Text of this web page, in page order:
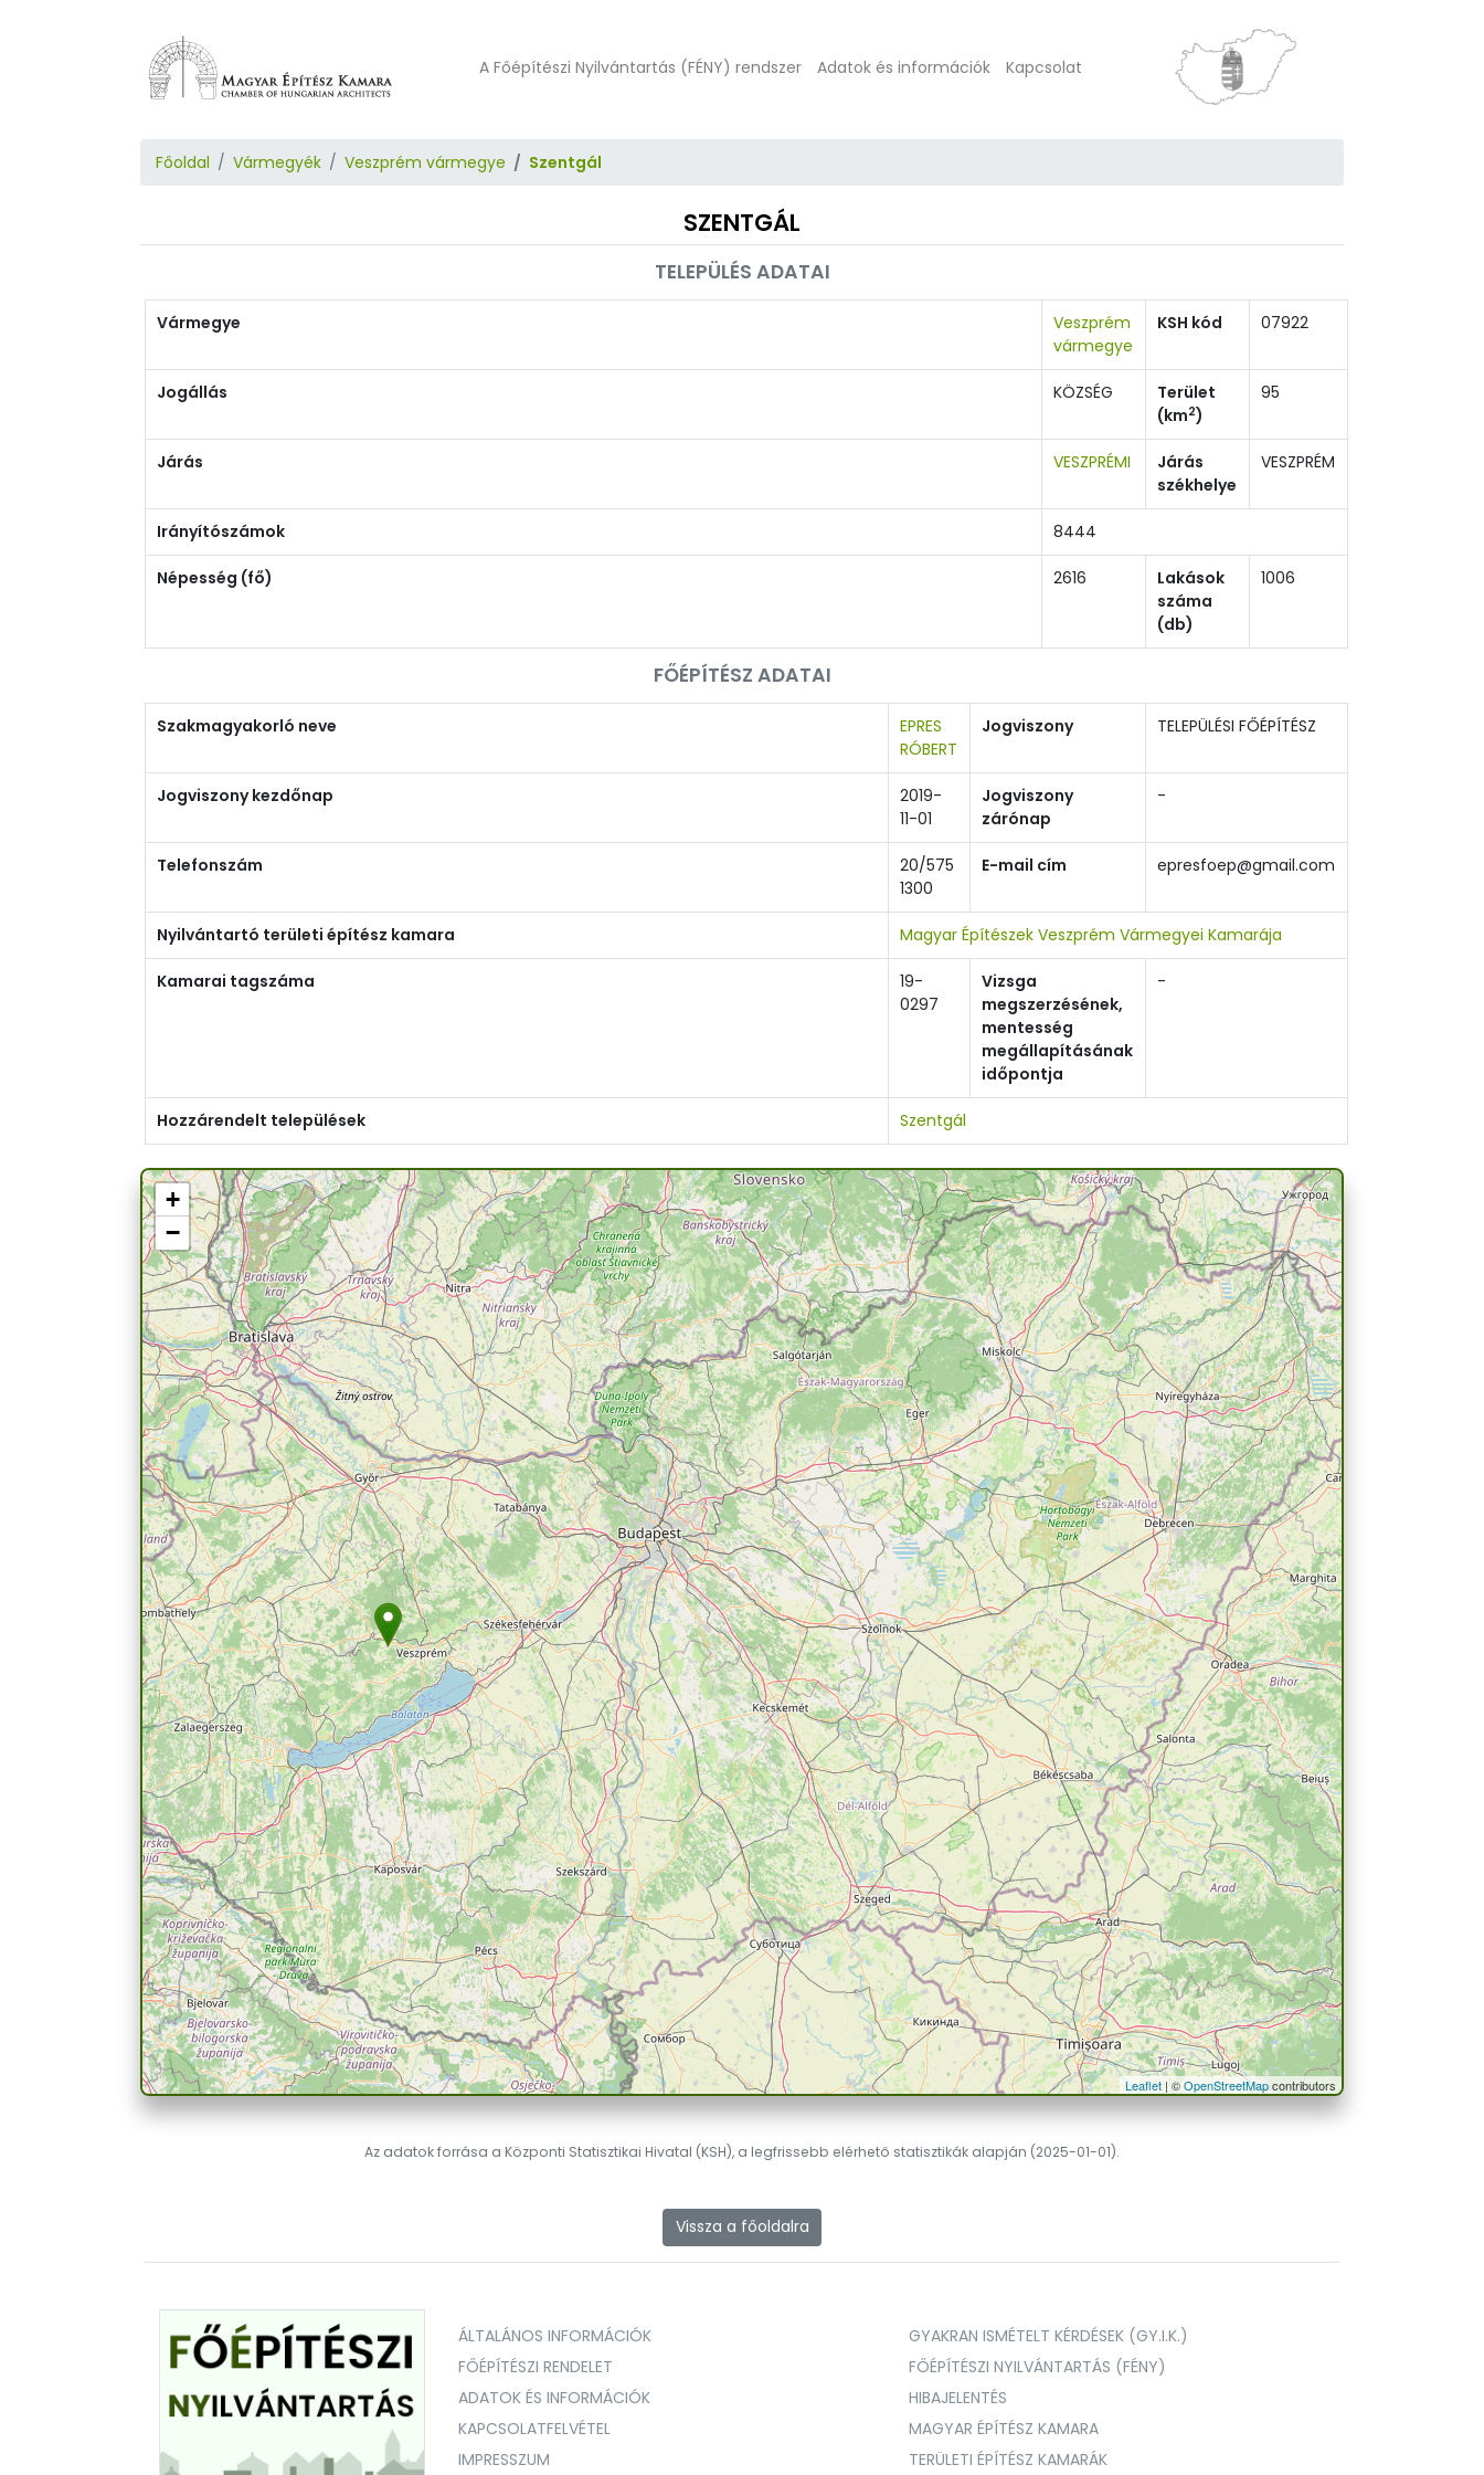
A Főépítészi Nyilvántartás (FÉNY) rendszer Adatok és információk Kapcsolat
Főoldal Vármegyék Veszprém vármegye Szentgál
SZENTGÁL
TELEPÜLÉS ADATAI
Vármegye
Veszprém
vármegye
KSH kód 07922
Jogállás KÖZSÉG
Terület
(km2)
95
Járás VESZPRÉMI
Járás
székhelye
VESZPRÉM
Irányítószámok 8444
Népesség (fő) 2616
Lakások
száma
(db)
1006
FŐÉPÍTÉSZ ADATAI
Szakmagyakorló neve
EPRES
RÓBERT
Jogviszony TELEPÜLÉSI FŐÉPÍTÉSZ
Jogviszony kezdőnap
2019-
11-01
Jogviszony
zárónap
-
Telefonszám
20/575
1300
E-mail cím epresfoep@gmail.com
Nyilvántartó területi építész kamara Magyar Építészek Veszprém Vármegyei Kamarája
Kamarai tagszáma
19-
0297
Vizsga
megszerzésének,
mentesség
megállapításának
időpontja
-
Hozzárendelt települések Szentgál
+
−
Leaflet | ©OpenStreetMapcontributors
Az adatok forrása a Központi Statisztikai Hivatal (KSH), a legfrissebb elérhető statisztikák alapján (2025-01-01).
Vissza a főoldalra
ÁLTALÁNOS INFORMÁCIÓK
GYAKRAN ISMÉTELT KÉRDÉSEK (GY.I.K.)
FŐÉPÍTÉSZI RENDELET
FŐÉPÍTÉSZI NYILVÁNTARTÁS (FÉNY)
ADATOK ÉS INFORMÁCIÓK
HIBAJELENTÉS
KAPCSOLATFELVÉTEL
MAGYAR ÉPÍTÉSZ KAMARA
IMPRESSZUM
TERÜLETI ÉPÍTÉSZ KAMARÁK